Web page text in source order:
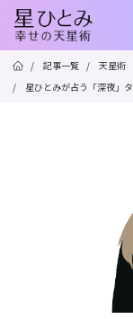
/ 記事一覧 / 天星術
/
星ひとみが占う「深夜」